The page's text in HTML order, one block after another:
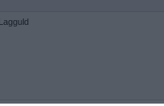
Lagguld